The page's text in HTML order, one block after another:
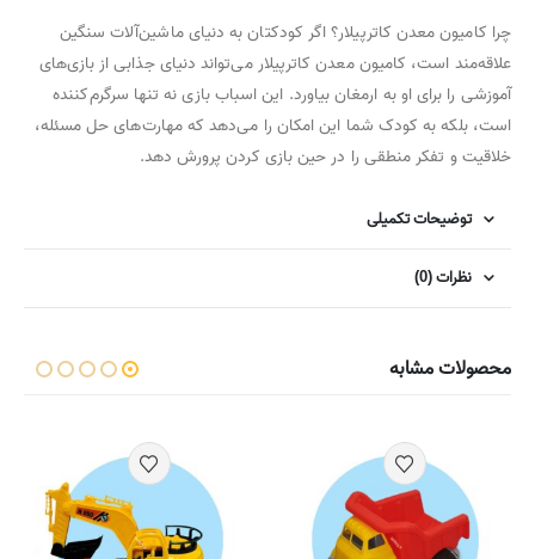
چرا کامیون معدن کاترپیلار؟ اگر کودکتان به دنیای ماشین‌آلات سنگین
علاقه‌مند است، کامیون معدن کاترپیلار می‌تواند دنیای جذابی از بازی‌های
آموزشی را برای او به ارمغان بیاورد. این اسباب بازی نه تنها سرگرم‌کننده
است، بلکه به کودک شما این امکان را می‌دهد که مهارت‌های حل مسئله،
خلاقیت و تفکر منطقی را در حین بازی کردن پرورش دهد.
توضیحات تکمیلی
نظرات (0)
محصولات مشابه